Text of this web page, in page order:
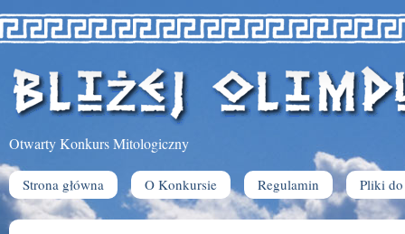
Otwarty Konkurs Mitologiczny
Strona główna O Konkursie Regulamin Pliki